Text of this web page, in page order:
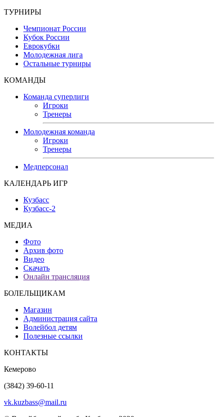
ТУРНИРЫ
Чемпионат России
Кубок России
Еврокубки
Молодежная лига
Остальные турниры
КОМАНДЫ
Команда суперлиги
Игроки
Тренеры
Молодежная команда
Игроки
Тренеры
Медперсонал
КАЛЕНДАРЬ ИГР
Кузбасс
Кузбасс-2
МЕДИА
Фото
Архив фото
Видео
Скачать
Онлайн трансляция
БОЛЕЛЬЩИКАМ
Магазин
Администрация сайта
Волейбол детям
Полезные ссылки
КОНТАКТЫ
Кемерово
(3842) 39-60-11
vk.kuzbass@mail.ru